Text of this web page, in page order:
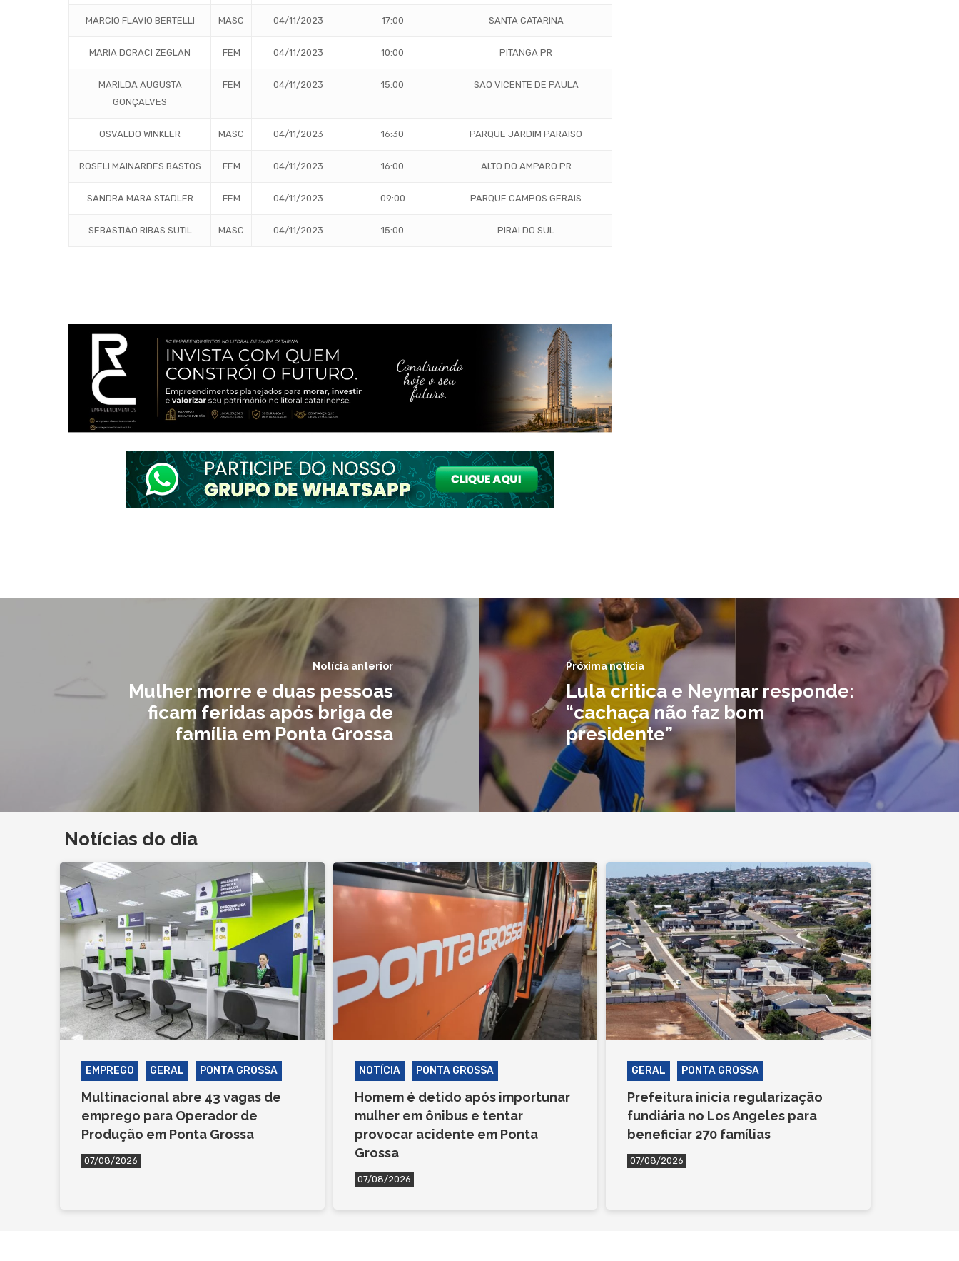
MARCIO FLAVIO BERTELLI MASC 04/11/2023 17:00 SANTA CATARINA
MARIA DORACI ZEGLAN FEM 04/11/2023 10:00 PITANGA PR
MARILDA AUGUSTA
GONÇALVES
FEM 04/11/2023 15:00 SAO VICENTE DE PAULA
OSVALDO WINKLER MASC 04/11/2023 16:30 PARQUE JARDIM PARAISO
ROSELI MAINARDES BASTOS FEM 04/11/2023 16:00 ALTO DO AMPARO PR
SANDRA MARA STADLER FEM 04/11/2023 09:00 PARQUE CAMPOS GERAIS
SEBASTIÃO RIBAS SUTIL MASC 04/11/2023 15:00 PIRAI DO SUL
Notícia anterior
Mulher morre e duas pessoas
ficam feridas após briga de
família em Ponta Grossa
Próxima notícia
Lula critica e Neymar responde:
“cachaça não faz bom
presidente”
Notícias do dia
EMPREGO GERAL PONTA GROSSA
Multinacional abre 43 vagas de
emprego para Operador de
Produção em Ponta Grossa
07/08/2026
NOTÍCIA PONTA GROSSA
Homem é detido após importunar
mulher em ônibus e tentar
provocar acidente em Ponta
Grossa
07/08/2026
GERAL PONTA GROSSA
Prefeitura inicia regularização
fundiária no Los Angeles para
beneficiar 270 famílias
07/08/2026